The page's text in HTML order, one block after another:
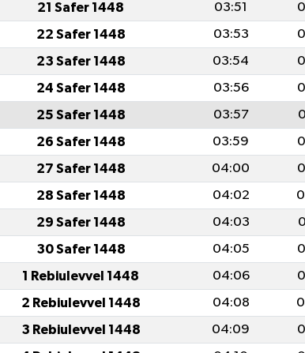
21 Safer 1448 03:51
22 Safer 1448 03:53
23 Safer 1448 03:54
24 Safer 1448 03:56
25 Safer 1448 03:57
26 Safer 1448 03:59
27 Safer 1448 04:00
28 Safer 1448 04:02
29 Safer 1448 04:03
30 Safer 1448 04:05
1 Rebiulevvel 1448 04:06
2 Rebiulevvel 1448 04:08
3 Rebiulevvel 1448 04:09